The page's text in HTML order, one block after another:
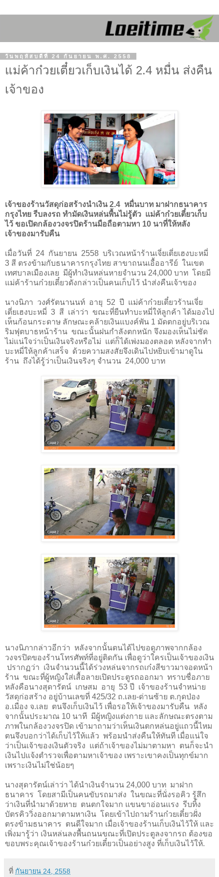
วันพฤหัสบดีที่ 24 กันยายน พ.ศ. 2558
แม่ค้าก๋วยเตี๋ยวเก็บเงินได้ 2.4 หมื่น ส่งคืน
เจ้าของ
เจ้าของร้านวัสดุก่อสร้างนำเงิน 2.4 หมื่นบาท มาฝากธนาคาร
กรุงไทย รีบลงรถ ทำมัดเงินหล่นพื้นไม่รู้ตัว แม่ค้าก๋วยเตี๋ยวเก็บ
ไว้ ขอเปิดกล้องวงจรปิดร้านมือถือตามหา 10 นาที่ให้หลัง
เจ้าของมารับคืน
เมื่อวันที่ 24 กันยายน 2558 บริเวณหน้าร้านเจี่ยเตี่ยเฮงบะหมี่
3 สี ตรงข้ามกับธนาคารกรุงไทย สาขาถนนเอื้ออารีย์ ในเขต
เทศบาลเมืองเลย มีผู้ทำเงินหล่นหายจำนวน 24,000 บาท โดยมี
แม่ค้าร้านก๋วยเตี๋ยวดังกล่าวเป็นคนเก็บไว้ นำส่งคืนเจ้าของ
นางนิภา วงศ์รัตนานนท์ อายุ 52 ปี แม่ค้าก๋วยเตี๋ยวร้านเจี่ย
เตี่ยเฮงบะหมี่ 3 สี เล่าว่า ขณะที่ยืนทำบะหมี่ให้ลูกค้า ได้มองไป
เห็นก้อนกระดาษ ลักษณะคล้ายเงินแบงค์พัน 1 มัดตกอยู่บริเวณ
ริมฟุตบาธหน้าร้าน ขณะนั้นฝนกำลังตกหนัก จึงมองเห็นไม่ชัด
ไม่แน่ใจว่าเป็นเงินจริงหรือไม่ แต่ก็ได้เพ่งมองตลอด หลังจากทำ
บะหมี่ให้ลูกค้าเสร็จ ด้วยความสงสัยจึงเดินไปหยิบเข้ามาดูใน
ร้าน ถึงได้รู้ว่าเป็นเงินจริงๆ จำนวน 24,000 บาท
นางนิภากล่าวอีกว่า หลังจากนั้นตนได้ไปขอดูภาพจากกล้อง
วงจรปิดของร้านโทรศัพท์ที่อยู่ติดกัน เพื่อดูว่าใครเป็นเจ้าของเงิน
ปรากฏว่า เงินจำนวนนี้ได้ร่วงหล่นจากรถเก๋งสีขาวมาจอดหน้า
ร้าน ขณะที่ผู้หญิงใส่เสื้อลายเปิดประตูรถออกมา ทราบชื่อภาย
หลังคือนางสุดารัตน์ เกษสม อายุ 53 ปี เจ้าของร้านจำหน่าย
วัสดุก่อสร้าง อยู่บ้านเลขที่ 425/32 ถ.เลย-ด่านซ้าย ต.กุดป่อง
อ.เมือง จ.เลย ตนจึงเก็บเงินไว้ เพื่อรอให้เจ้าของมารับคืน หลัง
จากนั้นประมาณ 10 นาที มีผู้หญิงแต่งกาย และลักษณะตรงตาม
ภาพในกล้องวงจรปิด เข้ามาถามว่าเห็นเงินตกหล่นอยู่แถวนี้ไหม
ตนจึงบอกว่าได้เก็บไว้ให้แล้ว พร้อมนำส่งคืนให้ทันที เมื่อแน่ใจ
ว่าเป็นเจ้าของเงินตัวจริง แต่ถ้าเจ้าของไม่มาตามหา ตนก็จะนำ
เงินไปแจ้งตำรวจเพื่อตามหาเจ้าของ เพราะเขาคงเป็นทุกข์มาก
เพราะเงินไม่ใช่น้อยๆ
นางสุดารัตน์เล่าว่า ได้นำเงินจำนวน 24,000 บาท มาฝาก
ธนาคาร โดยสามีเป็นคนขับรถมาส่ง ในขณะที่นั่งรอคิว รู้สึก
ว่าเงินที่นำมาด้วยหาย ตนตกใจมาก แขนขาอ่อนแรง รีบทิ้ง
บัตรคิววิ่งออกมาตามหาเงิน โดยเข้าไปถามร้านก๋วยเตี๋ยวฝั่ง
ตรงข้ามธนาคาร ตนดีใจมาก เมื่อเจ้าของร้านเก็บเงินไว้ให้ และ
เพิ่งมารู้ว่า เงินหล่นลงพื้นถนนขณะที่เปิดประตูลงจากรถ ต้องขอ
ขอบพระคุณเจ้าของร้านก๋วยเตี๋ยวเป็นอย่างสูง ที่เก็บเงินไว้ให้.
ที่ กันยายน 24, 2558